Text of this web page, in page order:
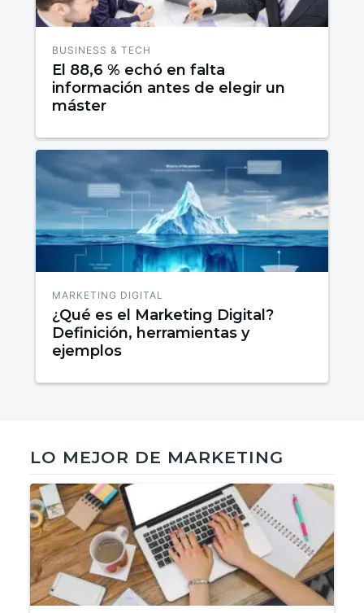
BUSINESS & TECH
El 88,6 % echó en falta
información antes de elegir un
máster
MARKETING DIGITAL
¿Qué es el Marketing Digital?
Definición, herramientas y
ejemplos
LO MEJOR DE MARKETING